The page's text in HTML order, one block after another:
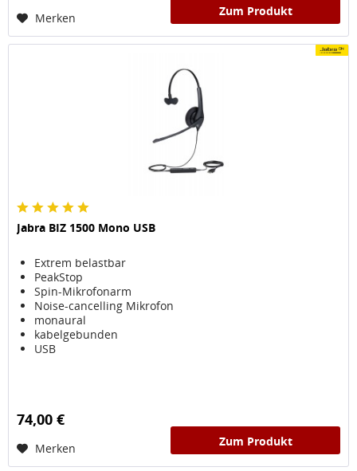
Merken Zum Produkt
Jabra BIZ 1500 Mono USB
Extrem belastbar
PeakStop
Spin-Mikrofonarm
Noise-cancelling Mikrofon
monaural
kabelgebunden
USB
74,00 €
Merken Zum Produkt